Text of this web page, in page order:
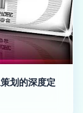
划的深度定